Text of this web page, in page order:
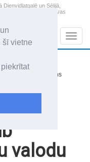
šī vietne
Dienvidlatgalē un Sēlijā,
Augšdaugavas
+17.5
nedaudz mākoņains
valodu